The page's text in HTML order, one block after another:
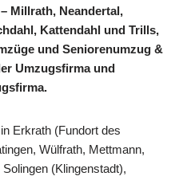
Millrath, Neandertal,
Kattendahl und Trills,
und Seniorenumzug &
Umzugsfirma und
Erkrath (Fundort des
Wülfrath, Mettmann,
(Klingenstadt),